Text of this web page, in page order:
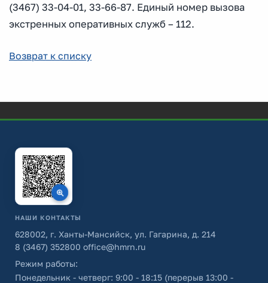
(3467) 33-04-01, 33-66-87. Единый номер вызова
экстренных оперативных служб – 112.
Возврат к списку
НАШИ КОНТАКТЫ
628002, г. Ханты-Мансийск, ул. Гагарина, д. 214
8 (3467) 352800 office@hmrn.ru
Режим работы:
Понедельник - четверг: 9:00 - 18:15 (перерыв 13:00 -